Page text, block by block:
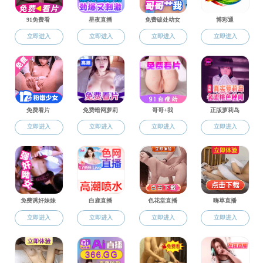
监，见证了苏州公安发展的光辉历程。
到解放后的警察档案和调査器具，从荣
崭新逐渐泛黄，但人民警察的事迹仍然